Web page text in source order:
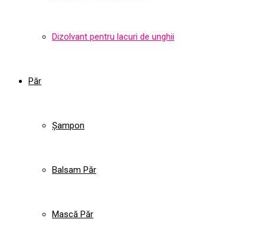
Dizolvant pentru lacuri de unghii
Păr
Șampon
Balsam Păr
Mască Păr